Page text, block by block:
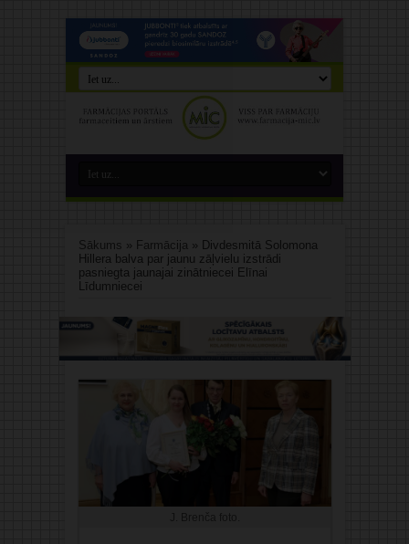
Sākums » Farmācija» Divdesmitā Solomona
Hillera balva par jaunu zāļvielu izstrādi
pasniegta jaunajai zinātniecei Elīnai
Līdumniecei